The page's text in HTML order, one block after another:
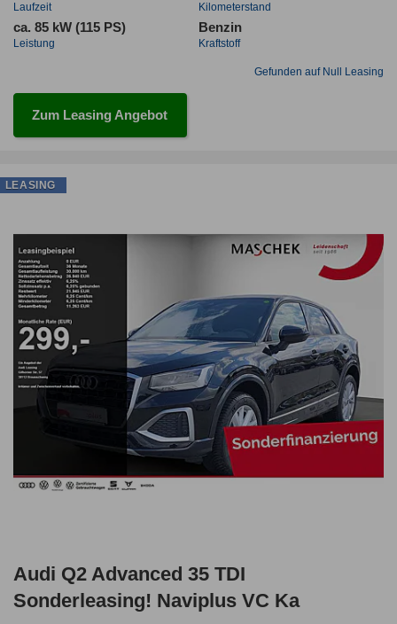
Laufzeit Kilometerstand
ca. 85 kW (115 PS)
Leistung
Benzin
Kraftstoff
Gefunden auf Null Leasing
Zum Leasing Angebot
Audi Q2 Advanced 35 TDI
Sonderleasing! Naviplus VC Ka
LEASING